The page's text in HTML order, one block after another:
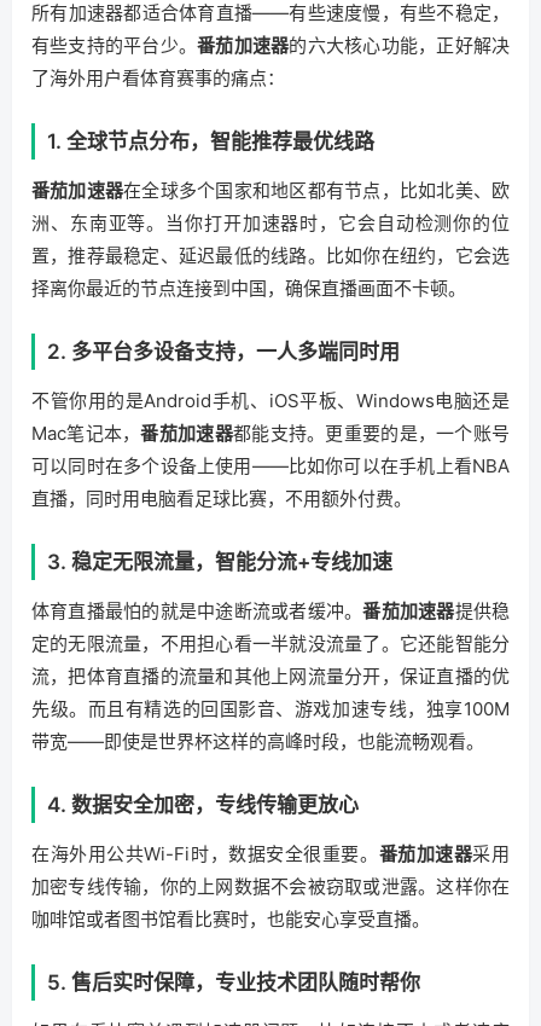
所有加速器都适合体育直播——有些速度慢，有些不稳定，
有些支持的平台少。番茄加速器的六大核心功能，正好解决
了海外用户看体育赛事的痛点：
1. 全球节点分布，智能推荐最优线路
番茄加速器在全球多个国家和地区都有节点，比如北美、欧
洲、东南亚等。当你打开加速器时，它会自动检测你的位
置，推荐最稳定、延迟最低的线路。比如你在纽约，它会选
择离你最近的节点连接到中国，确保直播画面不卡顿。
2. 多平台多设备支持，一人多端同时用
不管你用的是Android手机、iOS平板、Windows电脑还是
Mac笔记本，番茄加速器都能支持。更重要的是，一个账号
可以同时在多个设备上使用——比如你可以在手机上看NBA
直播，同时用电脑看足球比赛，不用额外付费。
3. 稳定无限流量，智能分流+专线加速
体育直播最怕的就是中途断流或者缓冲。番茄加速器提供稳
定的无限流量，不用担心看一半就没流量了。它还能智能分
流，把体育直播的流量和其他上网流量分开，保证直播的优
先级。而且有精选的回国影音、游戏加速专线，独享100M
带宽——即使是世界杯这样的高峰时段，也能流畅观看。
4. 数据安全加密，专线传输更放心
在海外用公共Wi-Fi时，数据安全很重要。 番茄加速器采用
加密专线传输，你的上网数据不会被窃取或泄露。这样你在
咖啡馆或者图书馆看比赛时，也能安心享受直播。
5. 售后实时保障，专业技术团队随时帮你